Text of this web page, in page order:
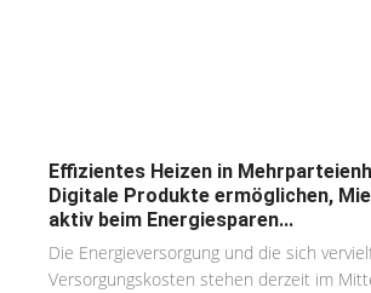
Effizientes Heizen in
Digitale Produkte ermöglichen,
aktiv beim Energiesparen...
Die Energieversorgung und die sich
Versorgungskosten stehen derzeit im